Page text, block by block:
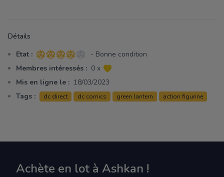
Détails
Etat : 4 sur 5 étoiles
- Bonne condition
Membres intéressés : 0 x
Mis en ligne le : 18/03/2023
Tags :
dc direct dc comics green lantern action figurine
Achète en lot à Ashkan !